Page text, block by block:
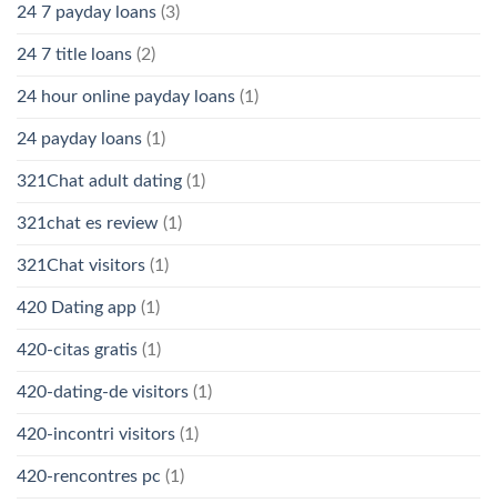
24 7 payday loans (3)
24 7 title loans (2)
24 hour online payday loans (1)
24 payday loans (1)
321Chat adult dating (1)
321chat es review (1)
321Chat visitors (1)
420 Dating app (1)
420-citas gratis (1)
420-dating-de visitors (1)
420-incontri visitors (1)
420-rencontres pc (1)